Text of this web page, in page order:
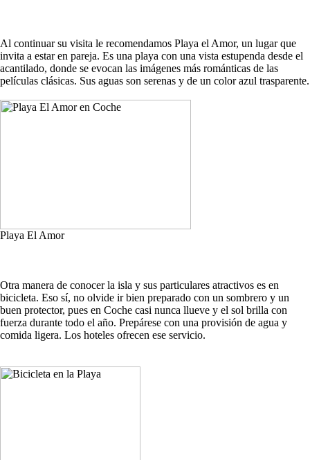
Al continuar su visita le recomendamos Playa el Amor, un lugar que
invita a estar en pareja. Es una playa con una vista estupenda desde el
acantilado, donde se evocan las imágenes más románticas de las
películas clásicas. Sus aguas son serenas y de un color azul trasparente.
Playa El Amor
Otra manera de conocer la isla y sus particulares atractivos es en
bicicleta. Eso sí, no olvide ir bien preparado con un sombrero y un
buen protector, pues en Coche casi nunca llueve y el sol brilla con
fuerza durante todo el año. Prepárese con una provisión de agua y
comida ligera. Los hoteles ofrecen ese servicio.